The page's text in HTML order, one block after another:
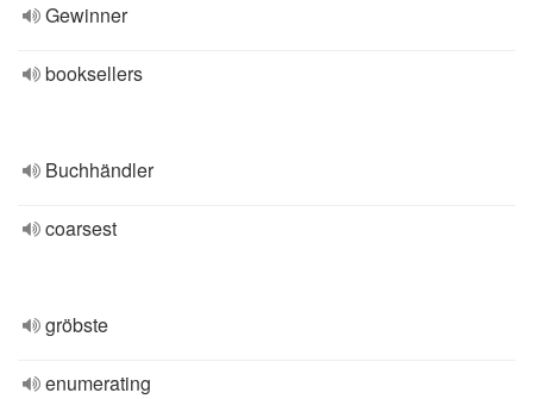
Gewinner
booksellers
Buchhändler
coarsest
gröbste
enumerating